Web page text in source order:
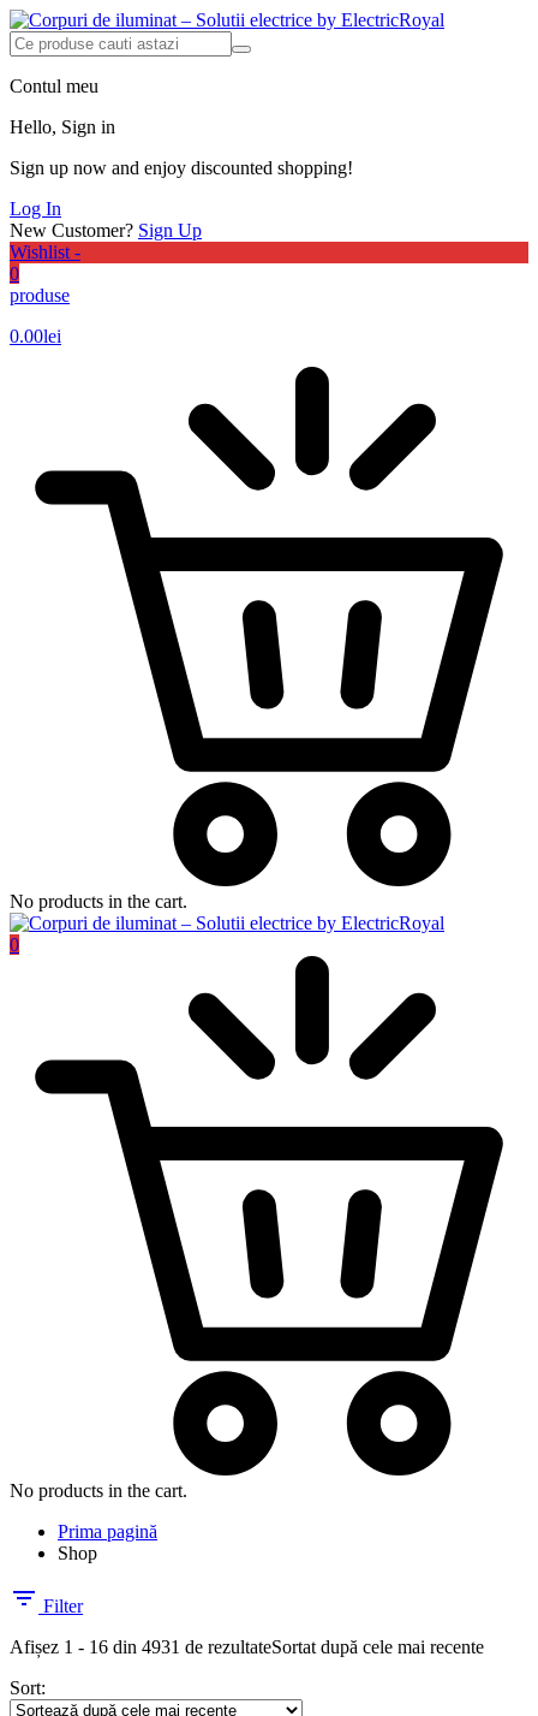
Contul meu
Hello, Sign in
Sign up now and enjoy discounted shopping!
Log In
New Customer? Sign Up
Wishlist -
0
produse
0.00lei
No products in the cart.
0
No products in the cart.
Prima pagină
Shop
Filter
Afișez 1 - 16 din 4931 de rezultateSortat după cele mai recente
Sort: